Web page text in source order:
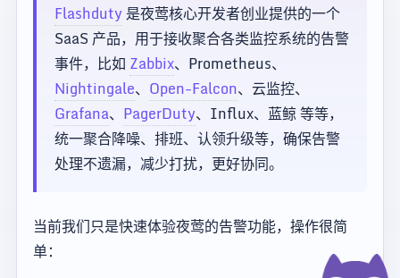
Flashduty是夜莺核心开发者创业提供的一个
SaaS 产品，用于接收聚合各类监控系统的告警
事件，比如 Zabbix、Prometheus、
Nightingale、 Open-Falcon、云监控、
Grafana、 PagerDuty、Influx、蓝鲸 等等，
统一聚合降噪、排班、认领升级等，确保告警
处理不遗漏，减少打扰，更好协同。
当前我们只是快速体验夜莺的告警功能，操作很简
单：